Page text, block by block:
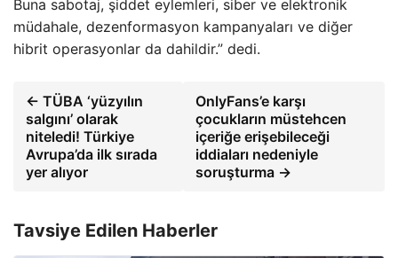
Buna sabotaj, şiddet eylemleri, siber ve elektronik
müdahale, dezenformasyon kampanyaları ve diğer
hibrit operasyonlar da dahildir.” dedi.
← TÜBA ‘yüzyılın
salgını’ olarak
niteledi! Türkiye
Avrupa’da ilk sırada
yer alıyor
OnlyFans’e karşı
çocukların müstehcen
içeriğe erişebileceği
iddiaları nedeniyle
soruşturma →
Tavsiye Edilen Haberler